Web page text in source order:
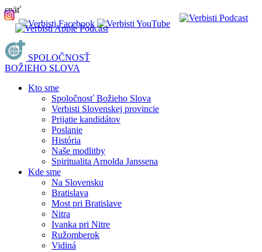
späť
SPOLOČNOSŤ
BOŽIEHO SLOVA
Kto sme
Spoločnosť Božieho Slova
Verbisti Slovenskej provincie
Prijatie kandidátov
Poslanie
História
Naše modlitby
Spiritualita Arnolda Janssena
Kde sme
Na Slovensku
Bratislava
Most pri Bratislave
Nitra
Ivanka pri Nitre
Ružomberok
Vidiná